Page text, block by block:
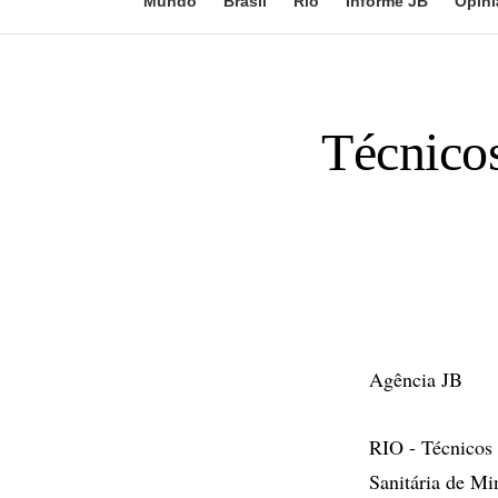
Agência JB
RIO -
Sanitária de